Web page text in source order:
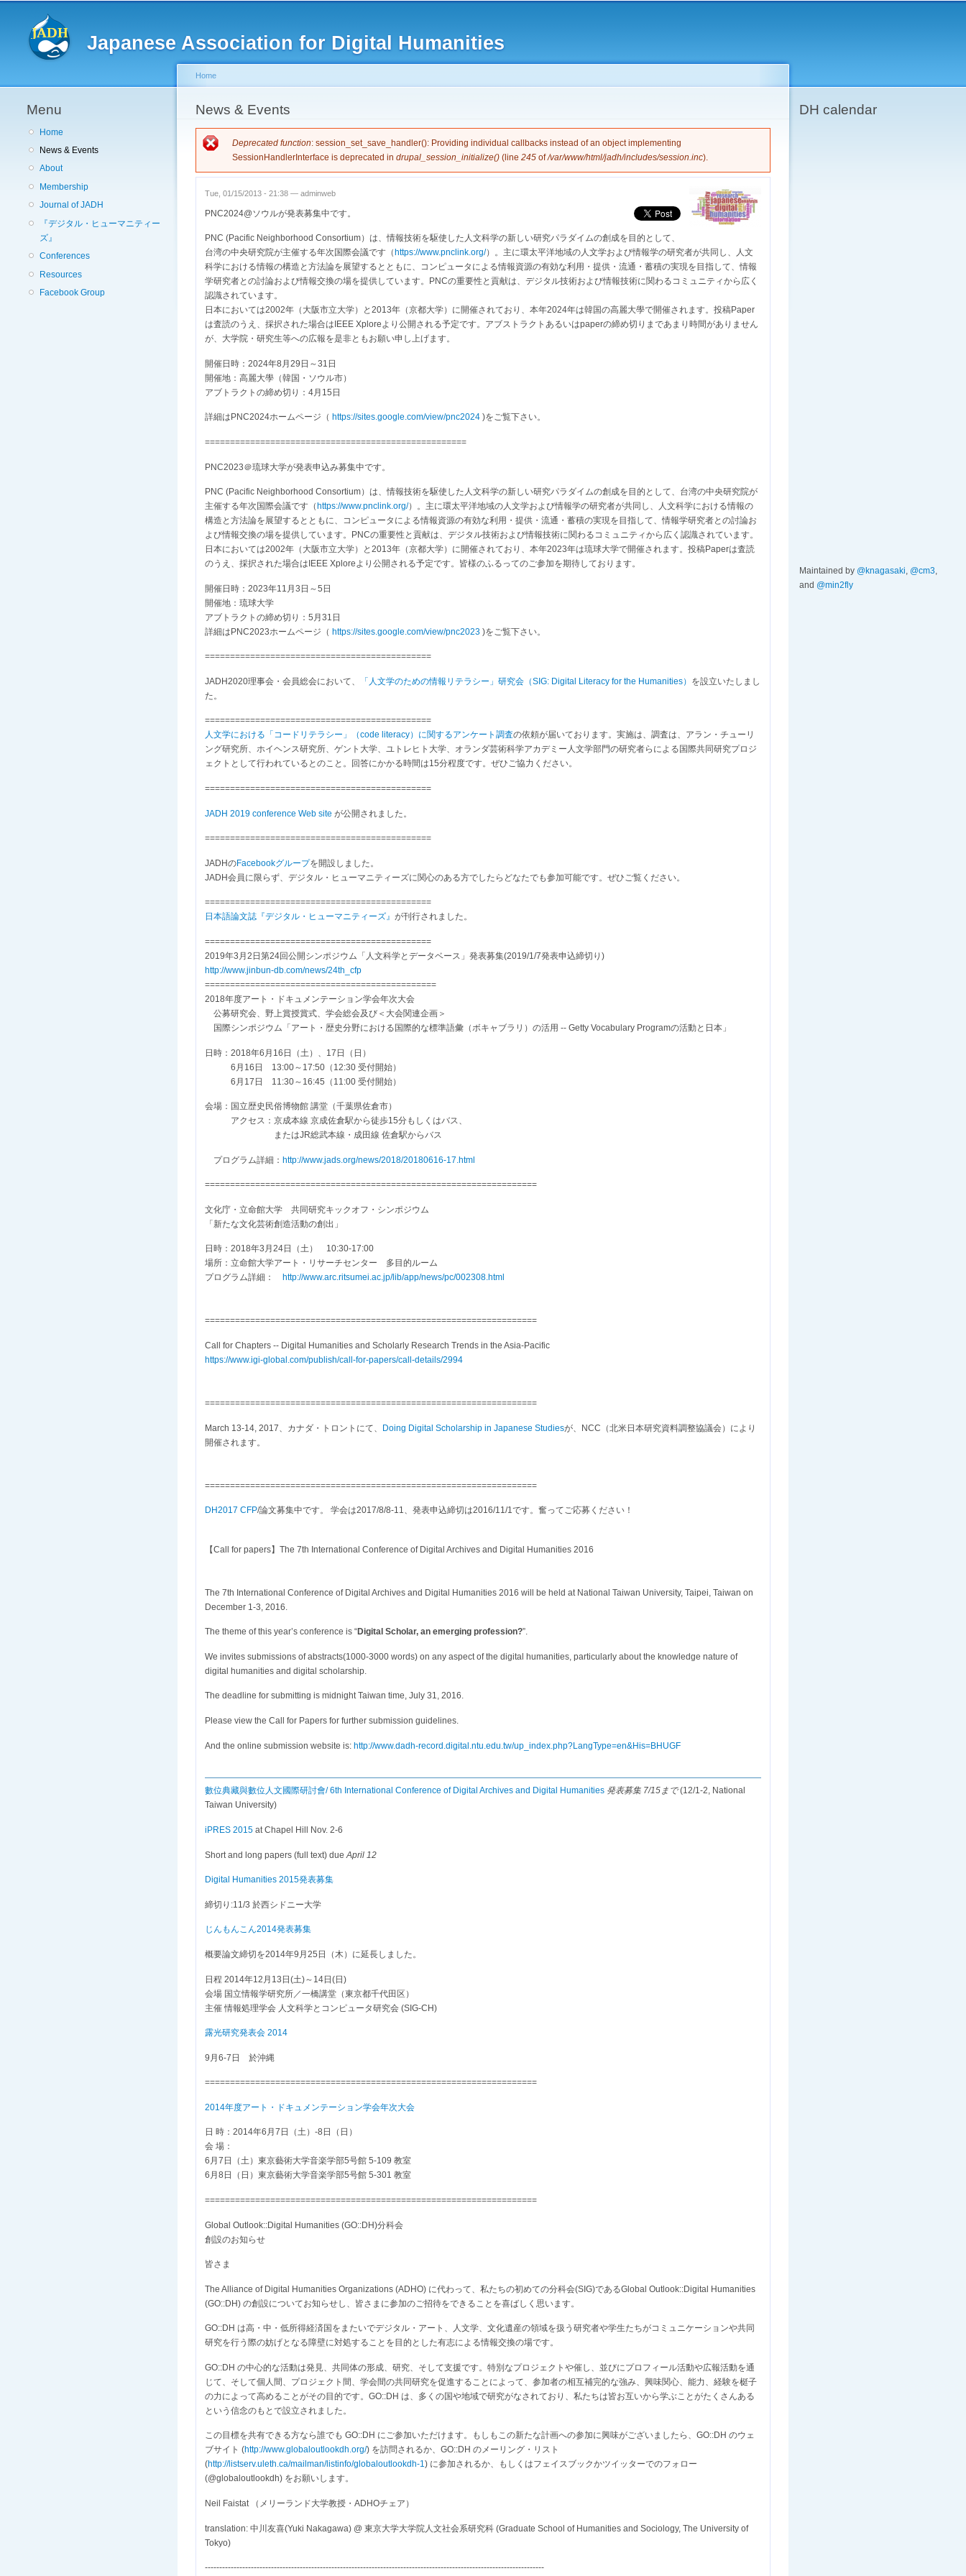
content
Japanese Association for Digital Humanities
Menu
Home
News & Events
About
Membership
Journal of JADH
『デジタル・ヒューマニティー
ズ』
Conferences
Resources
Facebook Group
You are here
Home
News & Events
Error message
Deprecated function: session_set_save_handler(): Providing individual callbacks instead of an object implementing
SessionHandlerInterface is deprecated in drupal_session_initialize() (line 245 of/var/www/html/jadh/includes/session.inc).
Tue, 01/15/2013 - 21:38 —adminweb
PNC2024@ソウルが発表募集中です。
PNC (Pacific Neighborhood Consortium）は、情報技術を駆使した人文科学の新しい研究パラダイムの創成を目的として、
台湾の中央研究院が主催する年次国際会議です（ https://www.pnclink.org/）。主に環太平洋地域の人文学および情報学の研究者が共同し、人文
科学における情報の構造と方法論を展望するとともに、コンピュータによる情報資源の有効な利用・提供・流通・蓄積の実現を目指して、情報
学研究者との討論および情報交換の場を提供しています。PNCの重要性と貢献は、デジタル技術および情報技術に関わるコミュニティから広く
認識されています。
日本においては2002年（大阪市立大学）と2013年（京都大学）に開催されており、本年2024年は韓国の高麗大學で開催されます。投稿Paper
は査読のうえ、採択された場合はIEEE Xploreより公開される予定です。アブストラクトあるいはpaperの締め切りまであまり時間がありません
が、大学院・研究生等への広報を是非ともお願い申し上げます。
開催日時：2024年8月29日～31日
開催地：高麗大學（韓国・ソウル市）
アブトラクトの締め切り：4月15日
詳細はPNC2024ホームページ（ https://sites.google.com/view/pnc2024 )をご覧下さい。
====================================================
PNC2023＠琉球大学が発表申込み募集中です。
PNC (Pacific Neighborhood Consortium）は、情報技術を駆使した人文科学の新しい研究パラダイムの創成を目的として、台湾の中央研究院が
主催する年次国際会議です（ https://www.pnclink.org/）。主に環太平洋地域の人文学および情報学の研究者が共同し、人文科学における情報の
構造と方法論を展望するとともに、コンピュータによる情報資源の有効な利用・提供・流通・蓄積の実現を目指して、情報学研究者との討論お
よび情報交換の場を提供しています。PNCの重要性と貢献は、デジタル技術および情報技術に関わるコミュニティから広く認識されています。
日本においては2002年（大阪市立大学）と2013年（京都大学）に開催されており、本年2023年は琉球大学で開催されます。投稿Paperは査読
のうえ、採択された場合はIEEE Xploreより公開される予定です。皆様のふるってのご参加を期待しております。
開催日時：2023年11月3日～5日
開催地：琉球大学
アブトラクトの締め切り：5月31日
詳細はPNC2023ホームページ（https://sites.google.com/view/pnc2023 )をご覧下さい。
=============================================
JADH2020理事会・会員総会において、 「人文学のための情報リテラシー」研究会（SIG: Digital Literacy for the Humanities） を設立いたしまし
た。
=============================================
人文学における「コードリテラシー」（code literacy）に関するアンケート調査の依頼が届いております。実施は、調査は、アラン・チューリ
ング研究所、ホイヘンス研究所、ゲント大学、ユトレヒト大学、オランダ芸術科学アカデミー人文学部門の研究者らによる国際共同研究プロジ
ェクトとして行われているとのこと。回答にかかる時間は15分程度です。ぜひご協力ください。
=============================================
JADH 2019 conference Web site が公開されました。
=============================================
JADHのFacebookグループを開設しました。
JADH会員に限らず、デジタル・ヒューマニティーズに関心のある方でしたらどなたでも参加可能です。ぜひご覧ください。
=============================================
日本語論文誌『デジタル・ヒューマニティーズ』が刊行されました。
=============================================
2019年3月2日第24回公開シンポジウム「人文科学とデータベース」発表募集(2019/1/7発表申込締切り)
http://www.jinbun-db.com/news/24th_cfp
==============================================
2018年度アート・ドキュメンテーション学会年次大会
公募研究会、野上賞授賞式、学会総会及び＜大会関連企画＞
国際シンポジウム「アート・歴史分野における国際的な標準語彙（ボキャブラリ）の活用 -- Getty Vocabulary Programの活動と日本」
日時：2018年6月16日（土）、17日（日）
6月16日 13:00～17:50（12:30 受付開始）
6月17日 11:30～16:45（11:00 受付開始）
会場：国立歴史民俗博物館 講堂（千葉県佐倉市）
アクセス：京成本線 京成佐倉駅から徒歩15分もしくはバス、
またはJR総武本線・成田線 佐倉駅からバス
プログラム詳細：http://www.jads.org/news/2018/20180616-17.html
==================================================================
文化庁・立命館大学 共同研究キックオフ・シンポジウム
「新たな文化芸術創造活動の創出」
日時：2018年3月24日（土） 10:30-17:00
場所：立命館大学アート・リサーチセンター 多目的ルーム
プログラム詳細： http://www.arc.ritsumei.ac.jp/lib/app/news/pc/002308.html
==================================================================
Call for Chapters -- Digital Humanities and Scholarly Research Trends in the Asia-Pacific
https://www.igi-global.com/publish/call-for-papers/call-details/2994
==================================================================
March 13-14, 2017、カナダ・トロントにて、 Doing Digital Scholarship in Japanese Studiesが、NCC（北米日本研究資料調整協議会）により
開催されます。
==================================================================
DH2017 CFP/論文募集中です。 学会は2017/8/8-11、発表申込締切は2016/11/1です。奮ってご応募ください！
【Call for papers】The 7th International Conference of Digital Archives and Digital Humanities 2016
The 7th International Conference of Digital Archives and Digital Humanities 2016 will be held at National Taiwan University, Taipei, Taiwan on
December 1-3, 2016.
The theme of this year’s conference is “Digital Scholar, an emerging profession?”.
We invites submissions of abstracts(1000-3000 words) on any aspect of the digital humanities, particularly about the knowledge nature of
digital humanities and digital scholarship.
The deadline for submitting is midnight Taiwan time, July 31, 2016.
Please view the Call for Papers for further submission guidelines.
And the online submission website is:http://www.dadh-record.digital.ntu.edu.tw/up_index.php?LangType=en&His=BHUGF
數位典藏與數位人文國際研討會/ 6th International Conference of Digital Archives and Digital Humanities 発表募集 7/15まで(12/1-2, National
Taiwan University)
iPRES 2015 at Chapel Hill Nov. 2-6
Short and long papers (full text) dueApril 12
Digital Humanities 2015発表募集
締切り:11/3 於西シドニー大学
じんもんこん2014発表募集
概要論文締切を2014年9月25日（木）に延長しました。
日程 2014年12月13日(土)～14日(日)
会場 国立情報学研究所／一橋講堂（東京都千代田区）
主催 情報処理学会 人文科学とコンピュータ研究会 (SIG-CH)
露光研究発表会 2014
9月6-7日 於沖縄
==================================================================
2014年度アート・ドキュメンテーション学会年次大会
日 時：2014年6月7日（土）-8日（日）
会 場：
6月7日（土）東京藝術大学音楽学部5号館 5-109 教室
6月8日（日）東京藝術大学音楽学部5号館 5-301 教室
==================================================================
Global Outlook::Digital Humanities (GO::DH)分科会
創設のお知らせ
皆さま
The Alliance of Digital Humanities Organizations (ADHO) に代わって、私たちの初めての分科会(SIG)であるGlobal Outlook::Digital Humanities
(GO::DH) の創設についてお知らせし、皆さまに参加のご招待をできることを喜ばしく思います。
GO::DH は高・中・低所得経済国をまたいでデジタル・アート、人文学、文化遺産の領域を扱う研究者や学生たちがコミュニケーションや共同
研究を行う際の妨げとなる障壁に対処することを目的とした有志による情報交換の場です。
GO::DH の中心的な活動は発見、共同体の形成、研究、そして支援です。特別なプロジェクトや催し、並びにプロフィール活動や広報活動を通
じて、そして個人間、プロジェクト間、学会間の共同研究を促進することによって、参加者の相互補完的な強み、興味関心、能力、経験を梃子
の力によって高めることがその目的です。GO::DH は、多くの国や地域で研究がなされており、私たちは皆お互いから学ぶことがたくさんある
という信念のもとで設立されました。
この目標を共有できる方なら誰でも GO::DH にご参加いただけます。もしもこの新たな計画への参加に興味がございましたら、GO::DH のウェ
ブサイト (http://www.globaloutlookdh.org/) を訪問されるか、GO::DH のメーリング・リスト
(http://listserv.uleth.ca/mailman/listinfo/globaloutlookdh-1) に参加されるか、もしくはフェイスブックかツイッターでのフォロー
(@globaloutlookdh) をお願いします。
Neil Faistat （メリーランド大学教授・ADHOチェア）
translation: 中川友喜(Yuki Nakagawa) @ 東京大学大学院人文社会系研究科 (Graduate School of Humanities and Sociology, The University of
Tokyo)
----------------------------------------------------------------------------------------------------------------------
DH calendar
Maintained by @knagasaki, @cm3,
and @min2fly